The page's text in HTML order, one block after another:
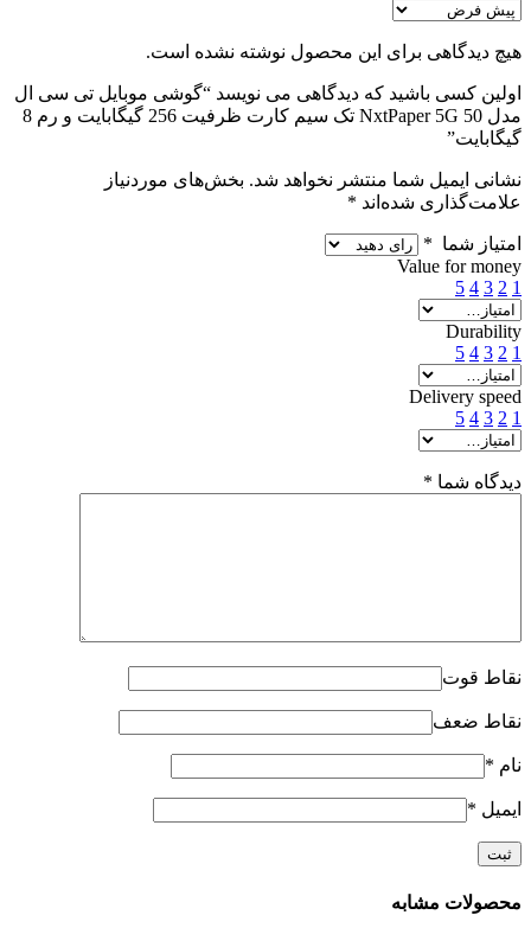
هیچ دیدگاهی برای این محصول نوشته نشده است.
اولین کسی باشید که دیدگاهی می نویسد “گوشی موبایل تی سی ال
مدل 50 NxtPaper 5G تک سیم کارت ظرفیت 256 گیگابایت و رم 8
گیگابایت”
نشانی ایمیل شما منتشر نخواهد شد. بخش‌های موردنیاز
علامت‌گذاری شده‌اند *
امتیاز شما *
Value for money
1
2
3
4
5
Durability
1
2
3
4
5
Delivery speed
1
2
3
4
5
دیدگاه شما *
نقاط قوت
نقاط ضعف
نام *
ایمیل *
محصولات مشابه